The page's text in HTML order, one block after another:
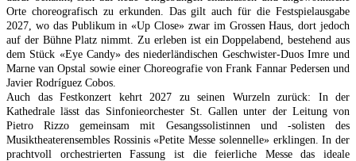
Orte choreografisch zu erkunden. Das gilt auch für die Festspielausgabe
2027, wo das Publikum in «Up Close» zwar im Grossen Haus, dort jedoch
auf der Bühne Platz nimmt. Zu erleben ist ein Doppelabend, bestehend aus
dem Stück «Eye Candy» des niederländischen Geschwister-Duos Imre und
Marne van Opstal sowie einer Choreografie von Frank Fannar Pedersen und
Javier Rodríguez Cobos.
Auch das Festkonzert kehrt 2027 zu seinen Wurzeln zurück: In der
Kathedrale lässt das Sinfonieorchester St. Gallen unter der Leitung von
Pietro Rizzo gemeinsam mit Gesangssolistinnen und -solisten des
Musiktheaterensembles Rossinis «Petite Messe solennelle» erklingen. In der
prachtvoll orchestrierten Fassung ist die feierliche Messe das ideale